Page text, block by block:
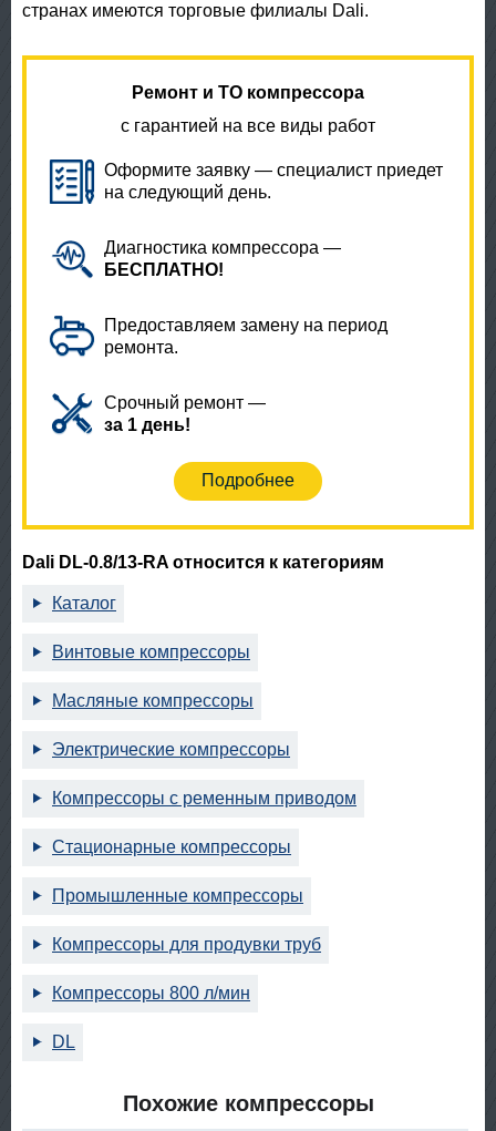
странах имеются торговые филиалы Dali.
Ремонт и ТО компрессора
с гарантией на все виды работ
Оформите заявку — специалист приедет
на следующий день.
Диагностика компрессора —
БЕСПЛАТНО!
Предоставляем замену на период
ремонта.
Срочный ремонт —
за 1 день!
Подробнее
Dali DL-0.8/13-RA относится к категориям
Каталог
Винтовые компрессоры
Масляные компрессоры
Электрические компрессоры
Компрессоры с ременным приводом
Стационарные компрессоры
Промышленные компрессоры
Компрессоры для продувки труб
Компрессоры 800 л/мин
DL
Похожие компрессоры